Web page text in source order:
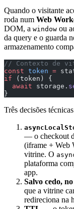
Quando o visitante
roda num Web
DOM, a window ou
da query e o guarda
armazenamento
// Contexto de
const token =
if (token) {
  await
storage.
}
Três decisões
— o checkout
(iframe + Web
vitrine. O
plataforma
app.
Salvo cedo,
que a vitrine
redireciona na